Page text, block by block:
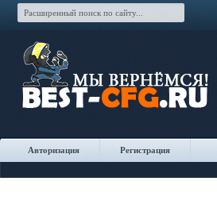
Авторизация Регистрация